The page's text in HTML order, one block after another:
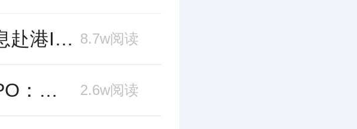
三年离职7341人，汉得信息赴港IPO前欠缴社保1.55亿元 8.7w阅读
长鑫科技参投神州半导体IPO：朱培文、陈觉晓变现2.6亿，董秘和保荐人有旧 2.6w阅读